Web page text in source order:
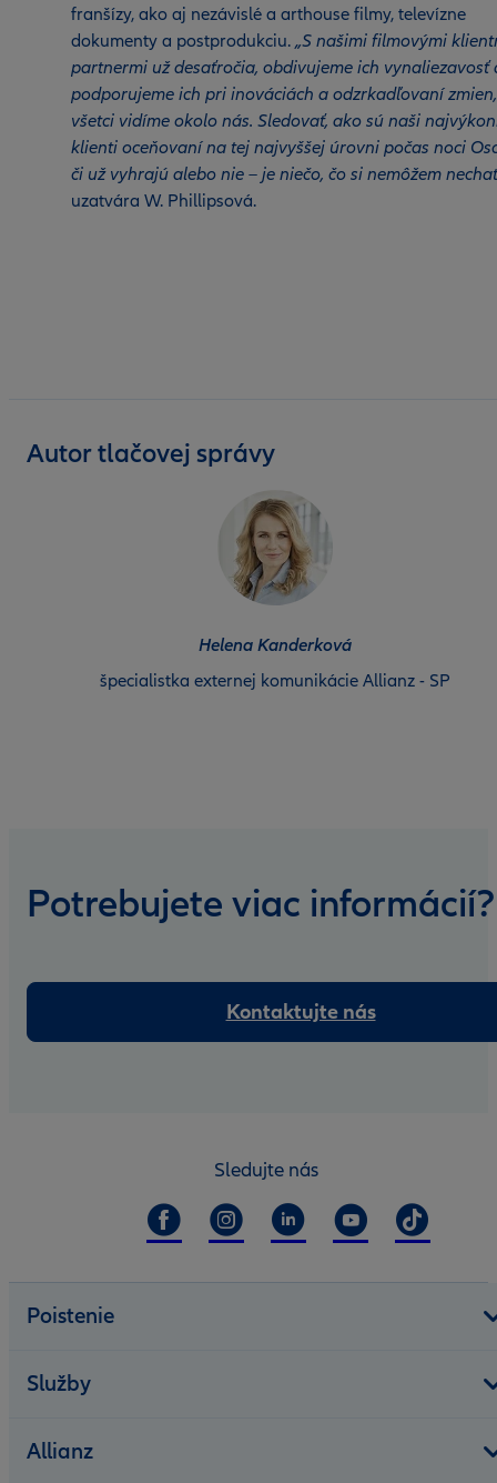
franšízy, ako aj nezávislé a arthouse filmy, televízne
dokumenty a postprodukciu. „S našimi filmovými
partnermi už desaťročia, obdivujeme ich vynaliezavosť
podporujeme ich pri inováciách a odzrkadľovaní
všetci vidíme okolo nás. Sledovať, ako sú naši
klienti oceňovaní na tej najvyššej úrovni počas noci
či už vyhrajú alebo nie – je niečo, čo si nemôžem
uzatvára W. Phillipsová.
Autor tlačovej správy
Helena Kanderková
špecialistka externej komunikácie Allianz - SP
Potrebujete viac informácií?
Kontaktujte nás
Sledujte nás
Poistenie
Služby
Allianz